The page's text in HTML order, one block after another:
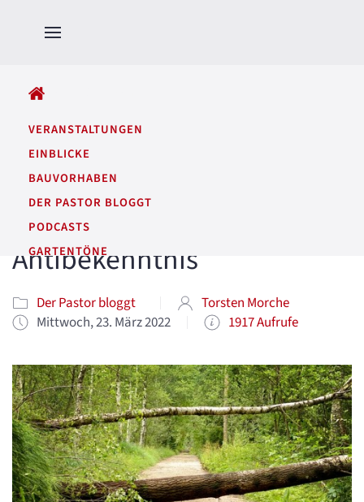
VERANSTALTUNGEN
EINBLICKE
BAUVORHABEN
DER PASTOR BLOGGT
PODCASTS
GARTENTÖNE
Antibekenntnis
Der Pastor bloggt
Torsten Morche
Mittwoch, 23. März 2022
1917 Aufrufe